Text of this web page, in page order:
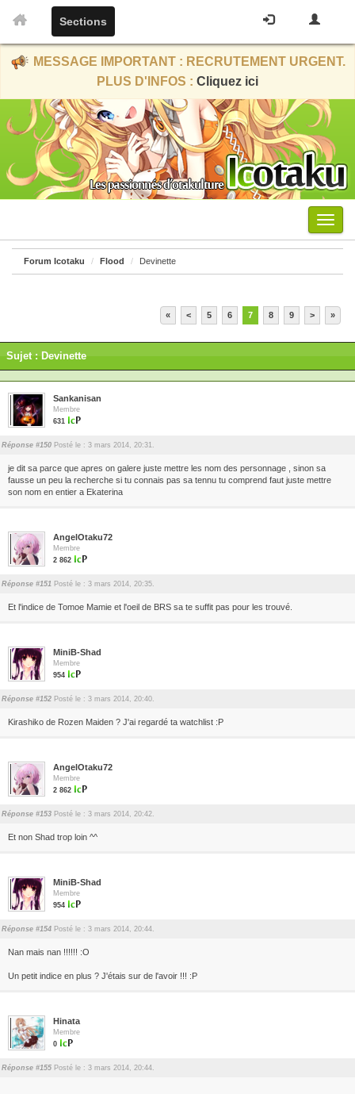
Sections
MESSAGE IMPORTANT : RECRUTEMENT URGENT.
PLUS D'INFOS : Cliquez ici
Menu
Forum Icotaku Flood Devinette
« < 5 6 7 8 9 > »
Sujet : Devinette
Sankanisan
Membre
631
Réponse #150 Posté le : 3 mars 2014, 20:31.
je dit sa parce que apres on galere juste mettre les nom des personnage , sinon sa
fausse un peu la recherche si tu connais pas sa tennu tu comprend faut juste mettre
son nom en entier a Ekaterina
AngelOtaku72
Membre
2 862
Réponse #151 Posté le : 3 mars 2014, 20:35.
Et l'indice de Tomoe Mamie et l'oeil de BRS sa te suffit pas pour les trouvé.
MiniB-Shad
Membre
954
Réponse #152 Posté le : 3 mars 2014, 20:40.
Kirashiko de Rozen Maiden ? J'ai regardé ta watchlist :P
AngelOtaku72
Membre
2 862
Réponse #153 Posté le : 3 mars 2014, 20:42.
Et non Shad trop loin ^^
MiniB-Shad
Membre
954
Réponse #154 Posté le : 3 mars 2014, 20:44.
Nan mais nan !!!!!! :O
Un petit indice en plus ? J'étais sur de l'avoir !!! :P
Hinata
Membre
0
Réponse #155 Posté le : 3 mars 2014, 20:44.